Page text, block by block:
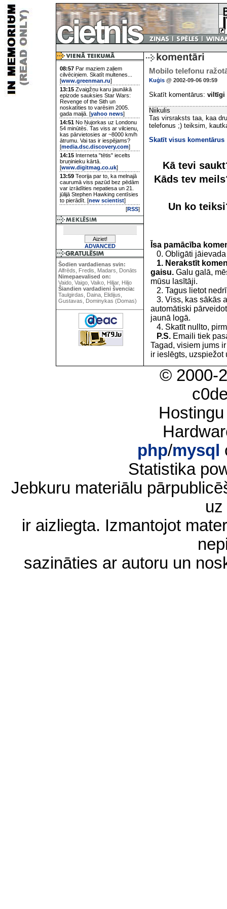
08:57 Par maziem zaļiem
cilvēciņiem. Skatīt multenes...
[www.greenman.ru]
13:15 Zvaigžņu karu jaunākā
epizode sauksies Star Wars:
Revenge of the Sith un
noskatīties to varēsim 2005.
gada maijā. [yahoo news]
14:51 No Ņujorkas uz Londonu
54 minūtēs. Tas viss ar vilcienu,
kas pārvietosies ar ~8000 km/h
ātrumu. Vai tas ir iespējams?
[media.dsc.discovery.com]
14:15 Interneta "tētis" iecelts
bruņinieku kārtā.
[www.digitmag.co.uk]
13:59 Teorija par to, ka melnajā
caurumā viss pazūd bez pēdām
var izrādīties nepatiesa un 21.
jūlijā Stephen Hawking centīsies
to pierādīt. [new scientist]
[RSS]
ADVANCED
Šodien vardadienas svin:
Alfrēds, Fredis, Madars, Donāts
Nimepaevalised on:
Vaido, Vaigo, Vaiko, Hiljar, Hiljo
Šiandien vardadieni švencia:
Taulgirdas, Daina, Elidijus,
Gustavas, Dominykas (Domas)
Mobilo telefonu
Kuģis @ 2002-09-06 09:59
Skatīt komentārus: viltīgi
Niikulis
Tas virsraksts taa, kaa
telefonus ;) teiksim,
Skatīt visus komentārus
Kā tevi
Kāds tev
Un ko
Īsa pamācība
0. Obligāti jāievada
1. Nerakstīt
gaisu. Galu galā,
mūsu lasītāji.
2. Tagus lietot
3. Viss, kas sākās
automātiski
jaunā logā.
4. Skatīt nullto,
P.S. Emaili tiek
Tagad, visiem jums
ir ieslēgts, uzspiežot
© 2000-
php/mysql
Statistika
Jebkuru materiālu
ir aizliegta. Izmantojot
sazināties ar autoru un